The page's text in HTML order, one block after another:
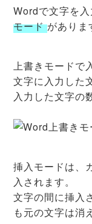
Wordで文字を
モード がありま
上書きモードで
文字に入力した
入力した文字の
挿入モードは、
入されます。
文字の間に挿入
も元の文字は消